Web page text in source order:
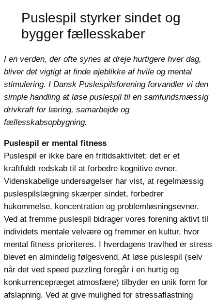
Puslespil styrker sindet og
bygger fællesskaber
I en verden, der ofte synes at dreje hurtigere hver dag,
bliver det vigtigt at finde øjeblikke af hvile og mental
stimulering. I Dansk Puslespilsforening forvandler vi den
simple handling at løse puslespil til en samfundsmæssig
drivkraft for læring, samarbejde og
fællesskabsopbygning.
Puslespil er mental fitness
Puslespil er ikke bare en fritidsaktivitet; det er et
kraftfuldt redskab til at forbedre kognitive evner.
Videnskabelige undersøgelser har vist, at regelmæssig
puslespilslægning skærper sindet, forbedrer
hukommelse, koncentration og problemløsningsevner.
Ved at fremme puslespil bidrager vores forening aktivt til
individets mentale velvære og fremmer en kultur, hvor
mental fitness prioriteres. I hverdagens travlhed er stress
blevet en almindelig følgesvend. At løse puslespil (selv
når det ved speed puzzling foregår i en hurtig og
konkurrencepræget atmosfære) tilbyder en unik form for
afslapning. Ved at give mulighed for stressaflastning